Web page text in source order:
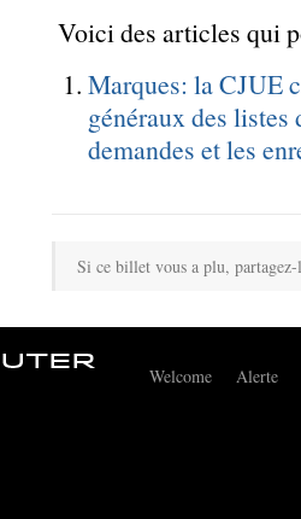
Voici des articles qui
Marques: la CJUE
généraux des
demandes et les
Si ce billet vous a plu,
Welcome Alerte